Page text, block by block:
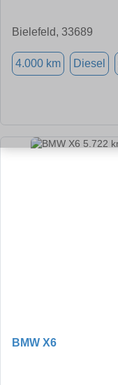
Bielefeld, 33689
4.000 km Diesel
BMW X6